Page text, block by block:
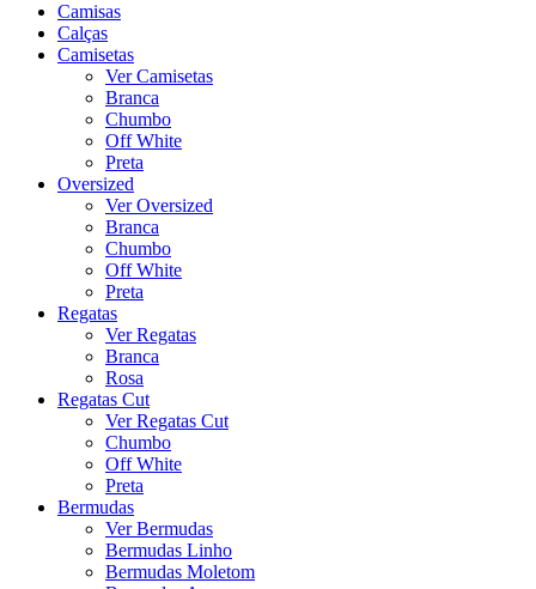
Camisas
Calças
Camisetas
Ver Camisetas
Branca
Chumbo
Off White
Preta
Oversized
Ver Oversized
Branca
Chumbo
Off White
Preta
Regatas
Ver Regatas
Branca
Rosa
Regatas Cut
Ver Regatas Cut
Chumbo
Off White
Preta
Bermudas
Ver Bermudas
Bermudas Linho
Bermudas Moletom